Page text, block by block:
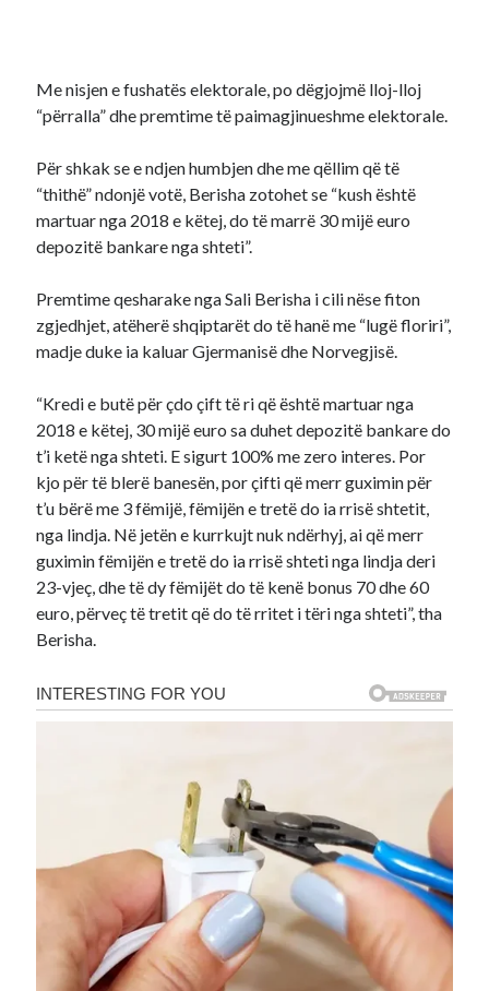
Me nisjen e fushatës elektorale, po dëgjojmë lloj-lloj
“përralla” dhe premtime të paimagjinueshme elektorale.
Për shkak se e ndjen humbjen dhe me qëllim që të
“thithë” ndonjë votë, Berisha zotohet se “kush është
martuar nga 2018 e këtej, do të marrë 30 mijë euro
depozitë bankare nga shteti”.
Premtime qesharake nga Sali Berisha i cili nëse fiton
zgjedhjet, atëherë shqiptarët do të hanë me “lugë floriri”,
madje duke ia kaluar Gjermanisë dhe Norvegjisë.
“Kredi e butë për çdo çift të ri që është martuar nga
2018 e këtej, 30 mijë euro sa duhet depozitë bankare do
t’i ketë nga shteti. E sigurt 100% me zero interes. Por
kjo për të blerë banesën, por çifti që merr guximin për
t’u bërë me 3 fëmijë, fëmijën e tretë do ia rrisë shtetit,
nga lindja. Në jetën e kurrkujt nuk ndërhyj, ai që merr
guximin fëmijën e tretë do ia rrisë shteti nga lindja deri
23-vjeç, dhe të dy fëmijët do të kenë bonus 70 dhe 60
euro, përveç të tretit që do të rritet i tëri nga shteti”, tha
Berisha.